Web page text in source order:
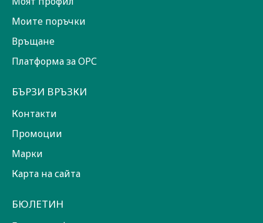
Моите поръчки
Връщане
Платформа за ОРС
БЪРЗИ ВРЪЗКИ
Контакти
Промоции
Марки
Карта на сайта
БЮЛЕТИН